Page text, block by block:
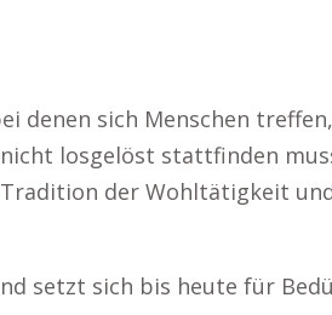
denen sich Menschen
losgelöst stattfinden
der Wohltätigkeit
setzt sich bis heute für